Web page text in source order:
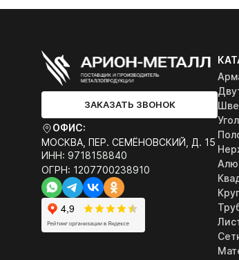
ЗАКАЗАТЬ ЗВОНОК
ОФИС:
МОСКВА, ПЕР. СЕМЁНОВСКИЙ, Д. 15
ИНН: 9718158840
ОГРН: 1207700238910